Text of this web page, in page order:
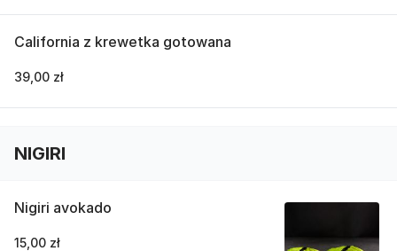
California z krewetka gotowana
39,00 zł
NIGIRI
Nigiri avokado
15,00 zł